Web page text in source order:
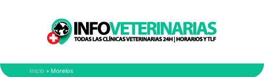
Inicio » Morelos